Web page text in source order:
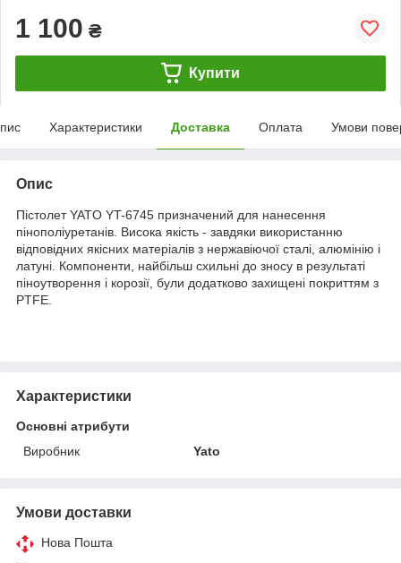
1 100 ₴
Купити
Характеристики Доставка Оплата Умови
Опис
Пістолет YATO YT-6745 призначений для нанесення
пінополіуретанів. Висока якість - завдяки використанню
відповідних якісних матеріалів з нержавіючої сталі, алюмінію і
латуні. Компоненти, найбільш схильні до зносу в результаті
піноутворення і корозії, були додатково захищені покриттям з
PTFE.
Характеристики
Основні атрибути
Виробник
Yato
Умови доставки
Нова Пошта